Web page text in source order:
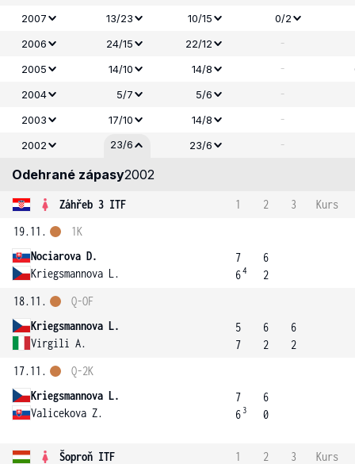
2007
13/23 10/15 0/2
2006
24/15 22/12 -
2005
14/10 14/8 -
2004
5/7 5/6 -
2003 17/10 14/8 -
2002
23/6 23/6 -
Odehrané zápasy2002
Záhřeb 3 ITF 1 2 3
Kurs
19.11.
Nociarova D.
Kriegsmannova L.
1K
7
64
6
2
18.11.
Kriegsmannova L.
Virgili A.
Q-OF
5
7
6
2
6
2
17.11.
Kriegsmannova L.
Valicekova Z.
Q-2K
7
6 3
6
0
Šoproň ITF 1 2 3
Kurs